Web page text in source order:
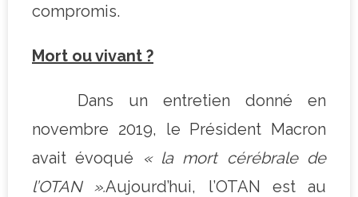
compromis.
Mort ou vivant ?
Dans un entretien donné en
novembre 2019, le Président Macron
avait évoqué « la mort cérébrale de
l’OTAN ».Aujourd’hui, l’OTAN est au